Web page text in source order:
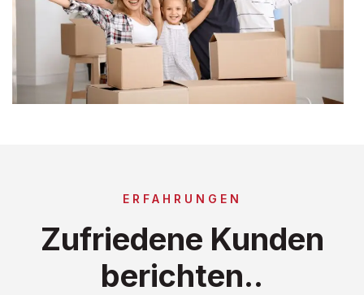
ERFAHRUNGEN
Zufriedene Kunden
berichten..